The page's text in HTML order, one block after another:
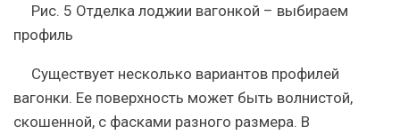
Рис. 5 Отделка лоджии вагонкой – выбираем
профиль
Существует несколько вариантов профилей
вагонки. Ее поверхность может быть волнистой,
скошенной, с фасками разного размера. В